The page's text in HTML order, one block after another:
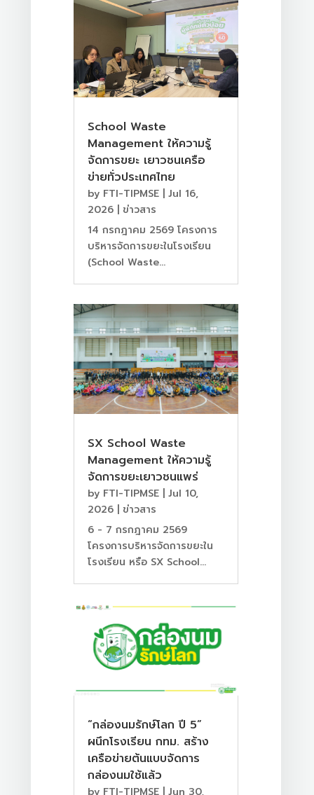
School Waste
Management ให้ความรู้
จัดการขยะ เยาวชนเครือ
ข่ายทั่วประเทศไทย
by FTI-TIPMSE| Jul 16,
2026| ข่าวสาร
14 กรกฎาคม 2569 โครงการ
บริหารจัดการขยะในโรงเรียน
(School Waste...
SX School Waste
Management ให้ความรู้
จัดการขยะเยาวชนแพร่
by FTI-TIPMSE| Jul 10,
2026| ข่าวสาร
6 - 7 กรกฎาคม 2569
โครงการบริหารจัดการขยะใน
โรงเรียน หรือ SX School...
“กล่องนมรักษ์โลก ปี 5”
ผนึกโรงเรียน กทม. สร้าง
เครือข่ายต้นแบบจัดการ
กล่องนมใช้แล้ว
by FTI-TIPMSE| Jun 30,